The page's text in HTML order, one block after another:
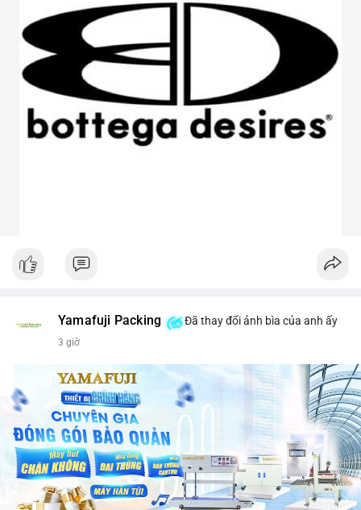
Yamafuji Packing Đã thay đổi ảnh bìa của anh ấy
3 giờ